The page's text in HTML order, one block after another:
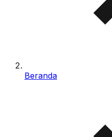
Beranda